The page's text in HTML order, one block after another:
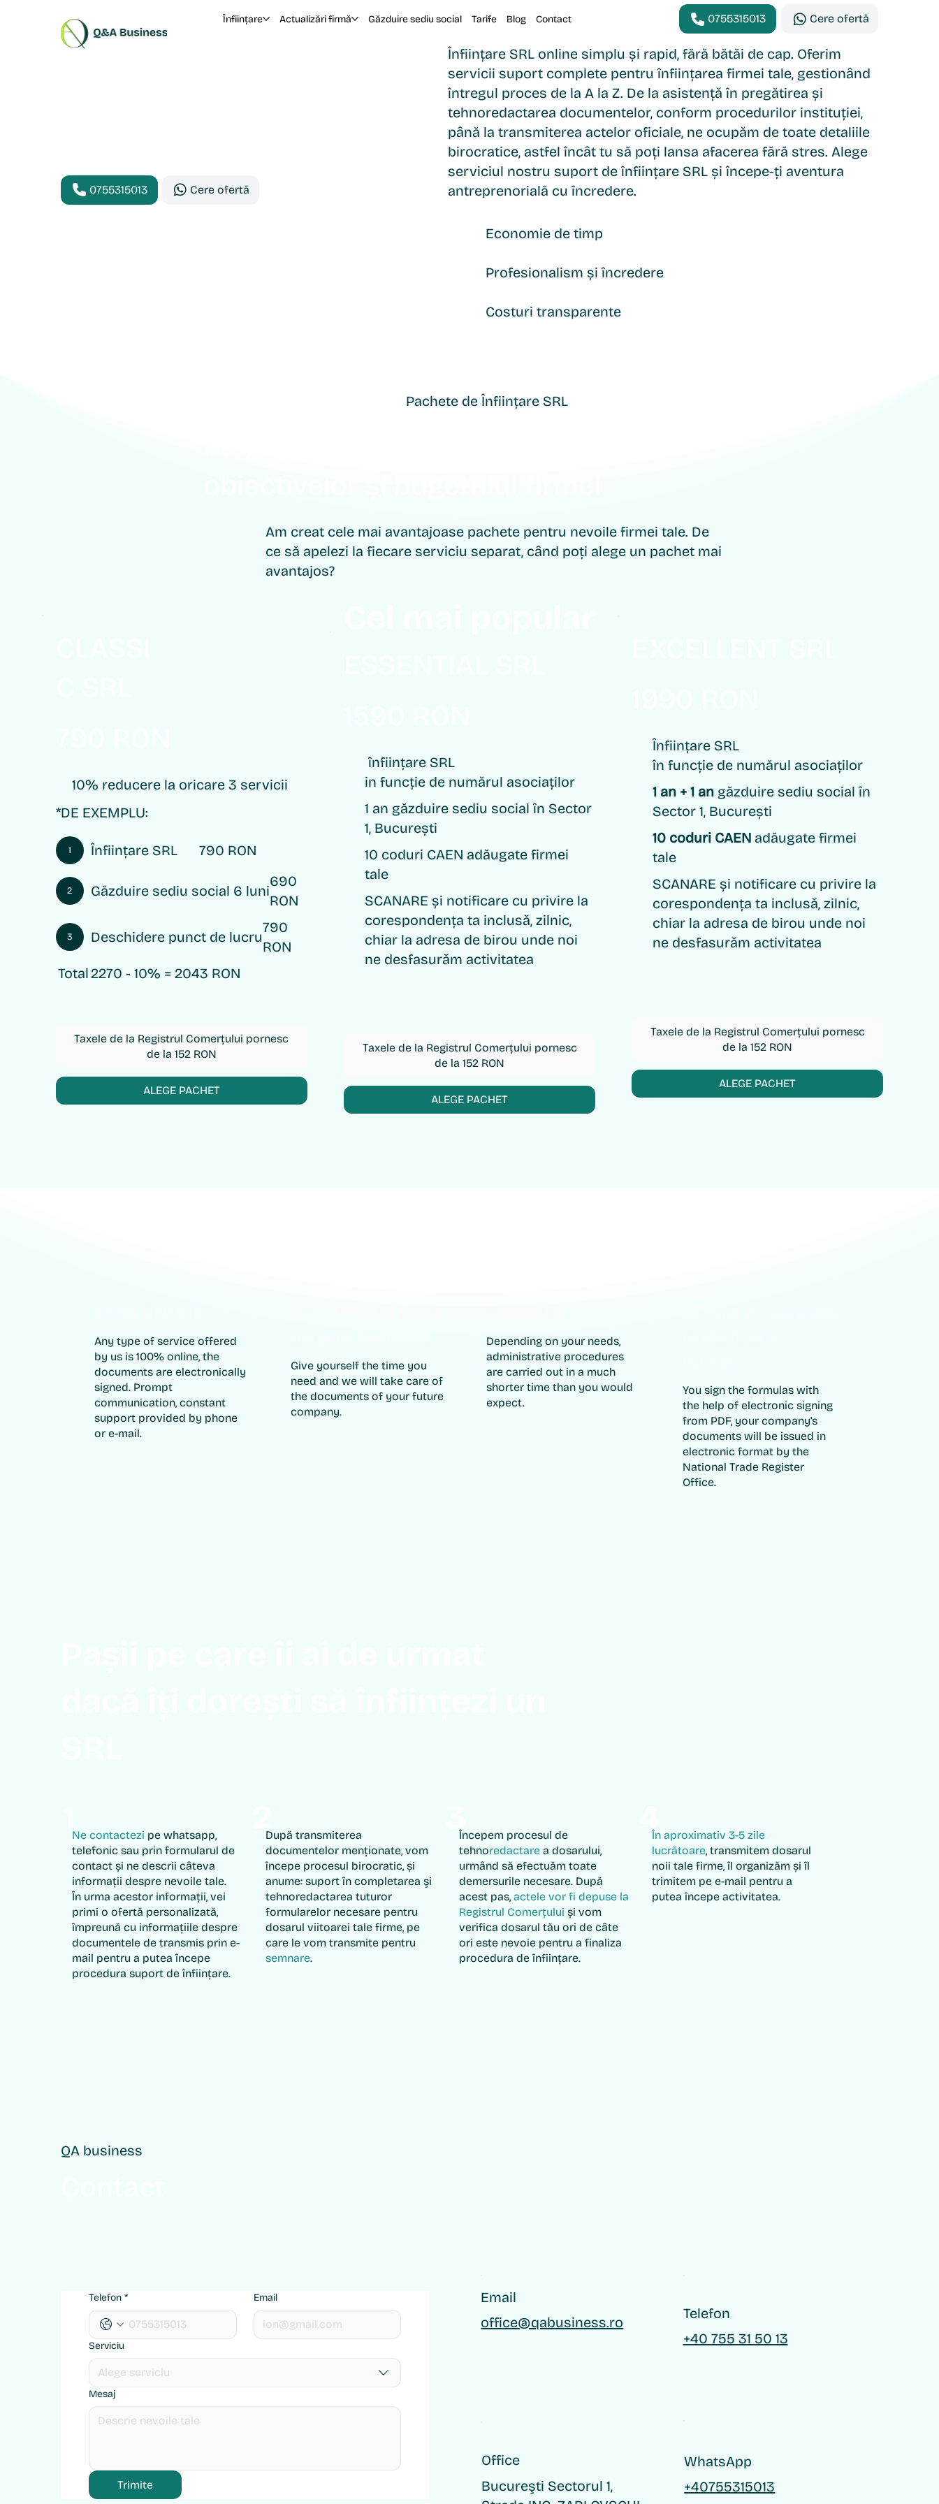
0755315013 Cere ofertă
Înființare Actualizări firmă Găzduire sediu social Tarife Blog Contact
0755315013 Cere ofertă
Înființare SRL online simplu și rapid, fără bătăi de cap. Oferim
servicii suport complete pentru înființarea firmei tale, gestionând
întregul proces de la A la Z. De la asistențǎ în pregătirea și
tehnoredactarea documentelor, conform procedurilor instituției,
până la transmiterea actelor oficiale, ne ocupăm de toate detaliile
birocratice, astfel încât tu să poți lansa afacerea fără stres. Alege
serviciul nostru suport de înființare SRL și începe-ți aventura
antreprenorială cu încredere.
Economie de timp
Profesionalism și încredere
Costuri transparente
Any type of service offered
by us is 100% online, the
documents are electronically
signed. Prompt
communication, constant
support provided by phone
or e-mail.
Give yourself the time you
need and we will take care of
the documents of your future
company.
Depending on your needs,
administrative procedures
are carried out in a much
shorter time than you would
expect.
You sign the formulas with
the help of electronic signing
from PDF, your company's
documents will be issued in
electronic format by the
National Trade Register
Office.
Ne contactezi pe whatsapp,
telefonic sau prin formularul de
contact și ne descrii câteva
informații despre nevoile tale.
În urma acestor informații, vei
primi o ofertă personalizată,
împreună cu informațiile despre
documentele de transmis prin e-
mail pentru a putea începe
procedura suport de înființare.
După transmiterea
documentelor menționate, vom
începe procesul birocratic, și
anume: suport în completarea şi
tehnoredactarea tuturor
formularelor necesare pentru
dosarul viitoarei tale firme, pe
care le vom transmite pentru
semnare.
Începem procesul de
tehnoredactarea dosarului,
urmând să efectuăm toate
demersurile necesare. După
acest pas, actele vor fi depuse la
Registrul Comerțului și vom
verifica dosarul tău ori de câte
ori este nevoie pentru a finaliza
procedura de înființare.
În aproximativ 3-5 zile
lucrătoare, transmitem dosarul
noii tale firme, îl organizăm și îl
trimitem pe e-mail pentru a
putea începe activitatea.
Pachete de Înființare SRL
Am creat cele mai avantajoase pachete pentru nevoile firmei tale. De
ce să apelezi la fiecare serviciu separat, când poți alege un pachet mai
avantajos?
10% reducere la oricare 3 servicii
*DE EXEMPLU:
Total 2270 - 10% = 2043 RON
3 Deschidere punct de lucru
790
RON
2 Găzduire sediu social 6 luni
690
RON
1 Înființare SRL 790 RON
Taxele de la Registrul Comerțului pornesc
de la 152 RON
ALEGE PACHET
înființare SRL
in funcție de numărul asociaților
1 an găzduire sediu social în Sector
1, București
10 coduri CAEN adăugate firmei
tale
SCANARE și notificare cu privire la
corespondența ta inclusǎ, zilnic,
chiar la adresa de birou unde noi
ne desfasurǎm activitatea
Taxele de la Registrul Comerțului pornesc
de la 152 RON
ALEGE PACHET
SCANARE și notificare cu privire la
corespondența ta inclusǎ, zilnic,
chiar la adresa de birou unde noi
ne desfasurǎm activitatea
10 coduri CAEN adăugate firmei
tale
1 an + 1 an găzduire sediu social în
Sector 1, București
Înființare SRL
în funcție de numărul asociaților
Taxele de la Registrul Comerțului pornesc
de la 152 RON
ALEGE PACHET
QA business
Email
office@qabusiness.ro
Telefon
+40 755 31 50 13
Office
Bucureşti Sectorul 1,
WhatsApp
+40755315013
Telefon * Email
Serviciu
Alege serviciu
Mesaj
Trimite